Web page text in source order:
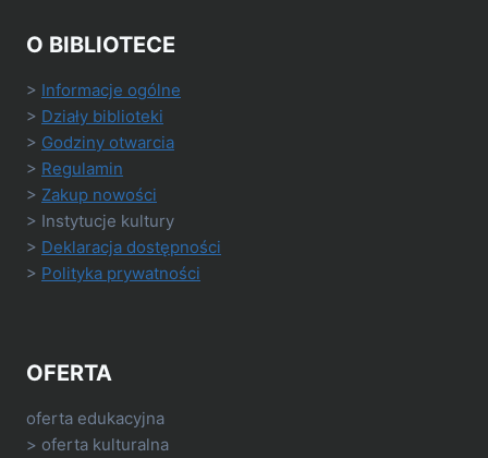
O BIBLIOTECE
> Informacje ogólne
> Działy biblioteki
> Godziny otwarcia
> Regulamin
> Zakup nowości
> Instytucje kultury
> Deklaracja dostępności
> Polityka prywatności
OFERTA
oferta edukacyjna
> oferta kulturalna